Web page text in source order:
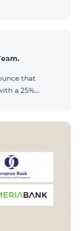
that
a 25%
package
of 3500 AMD.
our customers
the United Arab